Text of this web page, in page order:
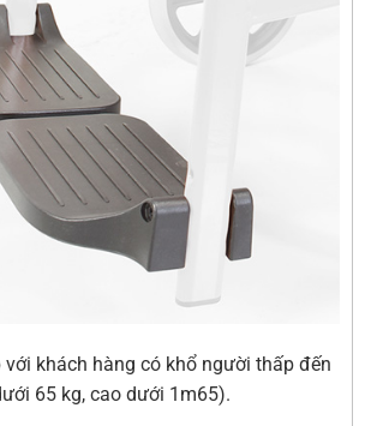
với khách hàng có khổ người thấp đến
65 kg, cao dưới 1m65).